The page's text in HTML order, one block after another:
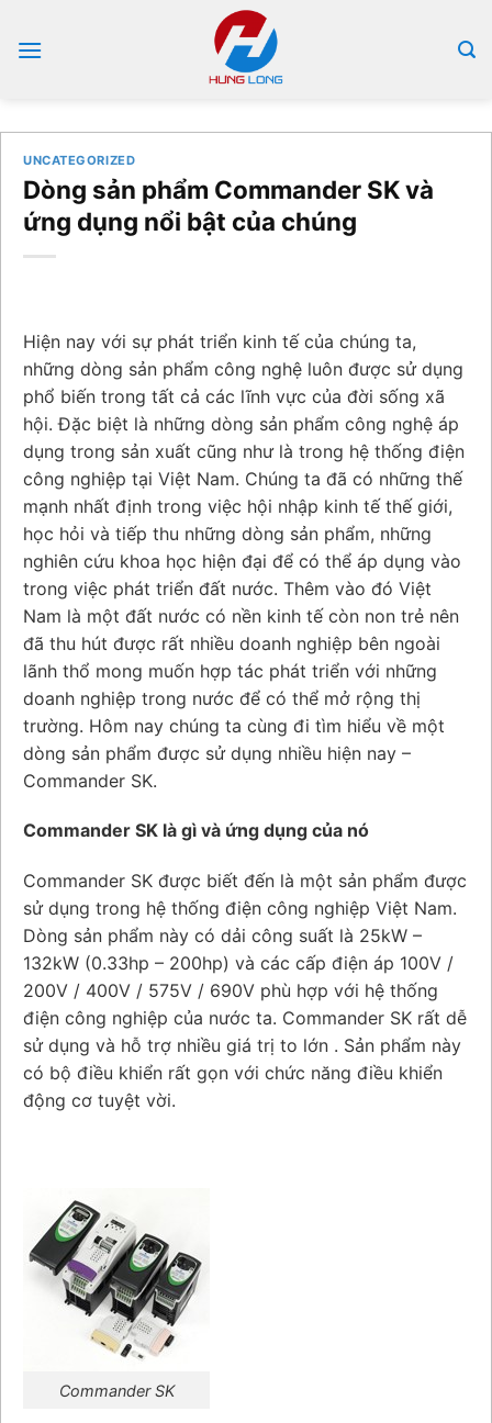
qua
UNCATEGORIZED
Dòng sản phẩm Commander SK và
ứng dụng nổi bật của chúng
Hiện nay với sự phát triển kinh tế của chúng ta,
những dòng sản phẩm công nghệ luôn được sử dụng
phổ biến trong tất cả các lĩnh vực của đời sống xã
hội. Đặc biệt là những dòng sản phẩm công nghệ áp
dụng trong sản xuất cũng như là trong hệ thống điện
công nghiệp tại Việt Nam. Chúng ta đã có những thế
mạnh nhất định trong việc hội nhập kinh tế thế giới,
học hỏi và tiếp thu những dòng sản phẩm, những
nghiên cứu khoa học hiện đại để có thể áp dụng vào
trong việc phát triển đất nước. Thêm vào đó Việt
Nam là một đất nước có nền kinh tế còn non trẻ nên
đã thu hút được rất nhiều doanh nghiệp bên ngoài
lãnh thổ mong muốn hợp tác phát triển với những
doanh nghiệp trong nước để có thể mở rộng thị
trường. Hôm nay chúng ta cùng đi tìm hiểu về một
dòng sản phẩm được sử dụng nhiều hiện nay –
Commander SK.
Commander SK là gì và ứng dụng của nó
Commander SK được biết đến là một sản phẩm được
sử dụng trong hệ thống điện công nghiệp Việt Nam.
Dòng sản phẩm này có dải công suất là 25kW –
132kW (0.33hp – 200hp) và các cấp điện áp 100V /
200V / 400V / 575V / 690V phù hợp với hệ thống
điện công nghiệp của nước ta. Commander SK rất dễ
sử dụng và hỗ trợ nhiều giá trị to lớn . Sản phẩm này
có bộ điều khiển rất gọn với chức năng điều khiển
động cơ tuyệt vời.
Commander SK